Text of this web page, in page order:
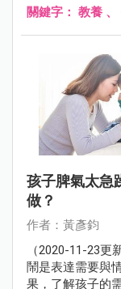
要經過學習、不
關鍵字： 教養 、
孩子脾氣太急
做？
作者：黃彥鈞
（2020-11-23
鬧是表達需要與
果，了解孩子的